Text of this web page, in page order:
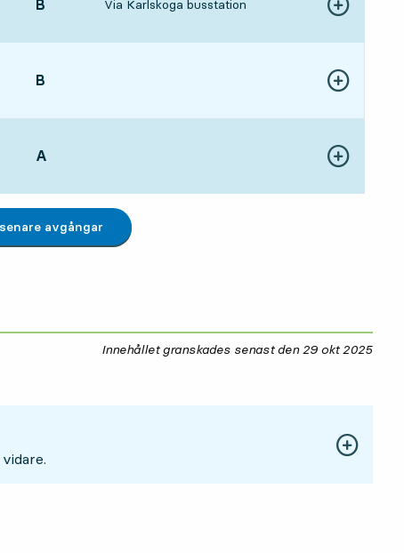
LÄGE,
B Via Karlskoga busstation Visa fler detaljer
LÄGE,
B Visa fler detaljer
LÄGE,
A Visa fler detaljer
avgångar
Innehållet granskades senast den 29 okt 2025